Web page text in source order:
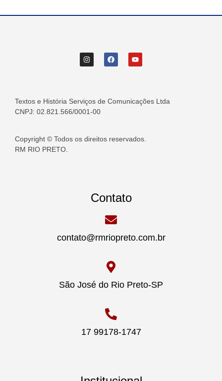
Textos e História Serviços de Comunicações Ltda
CNPJ: 02.821.566/0001-00
Copyright © Todos os direitos reservados.
RM RIO PRETO.
Contato
contato@rmriopreto.com.br
São José do Rio Preto-SP
17 99178-1747